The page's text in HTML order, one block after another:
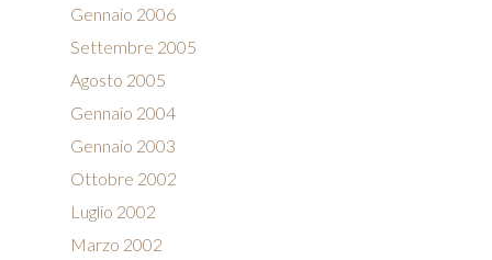
Gennaio 2006
Settembre 2005
Agosto 2005
Gennaio 2004
Gennaio 2003
Ottobre 2002
Luglio 2002
Marzo 2002